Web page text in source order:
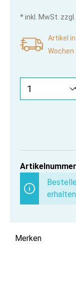
* inkl. MwSt.
Artikel
Wochen
Merken